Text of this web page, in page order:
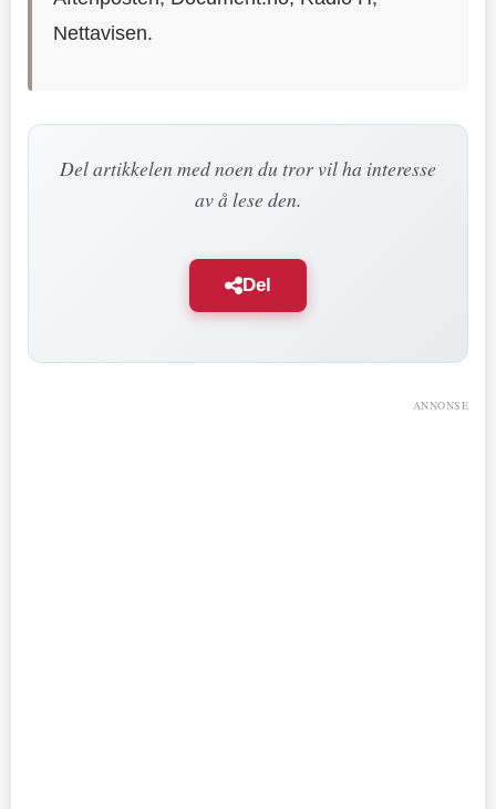
Nettavisen.
Del artikkelen med noen du tror vil ha interesse
av å lese den.
Del
ANNONSE